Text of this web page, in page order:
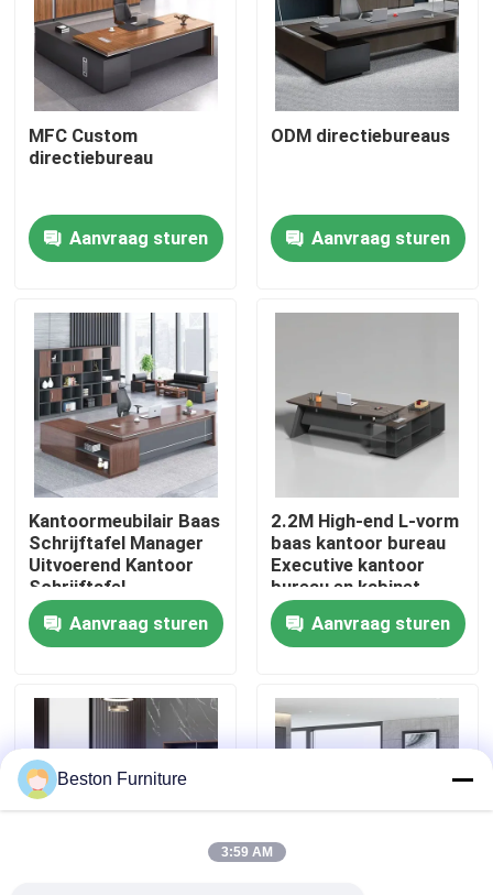
Thuis
Producten
Over ons
Fabriekstocht
Kwaliteitscontrole
Neem contact met ons op
Gevallen
Blog
MFC Custom
directiebureau
Aanvraag sturen
ODM directiebureaus
Aanvraag sturen
Kantoormeubilair Baas
Schrijftafel Manager
Uitvoerend Kantoor
Schrijftafel
Aanvraag sturen
2.2M High-end L-vorm
baas kantoor bureau
Executive kantoor
bureau en kabinet
Aanvraag sturen
Beston Furniture
3:59 AM